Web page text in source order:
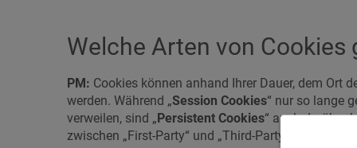
Welche Arten von Cookies
PM: Cookies können anhand Ihrer Dauer, dem Ort
werden. Während „Session Cookies“ nur so lange
verweilen, sind „Persistent Cookies“ auch darüber
zwischen „First-Party“ und „Third-Party“